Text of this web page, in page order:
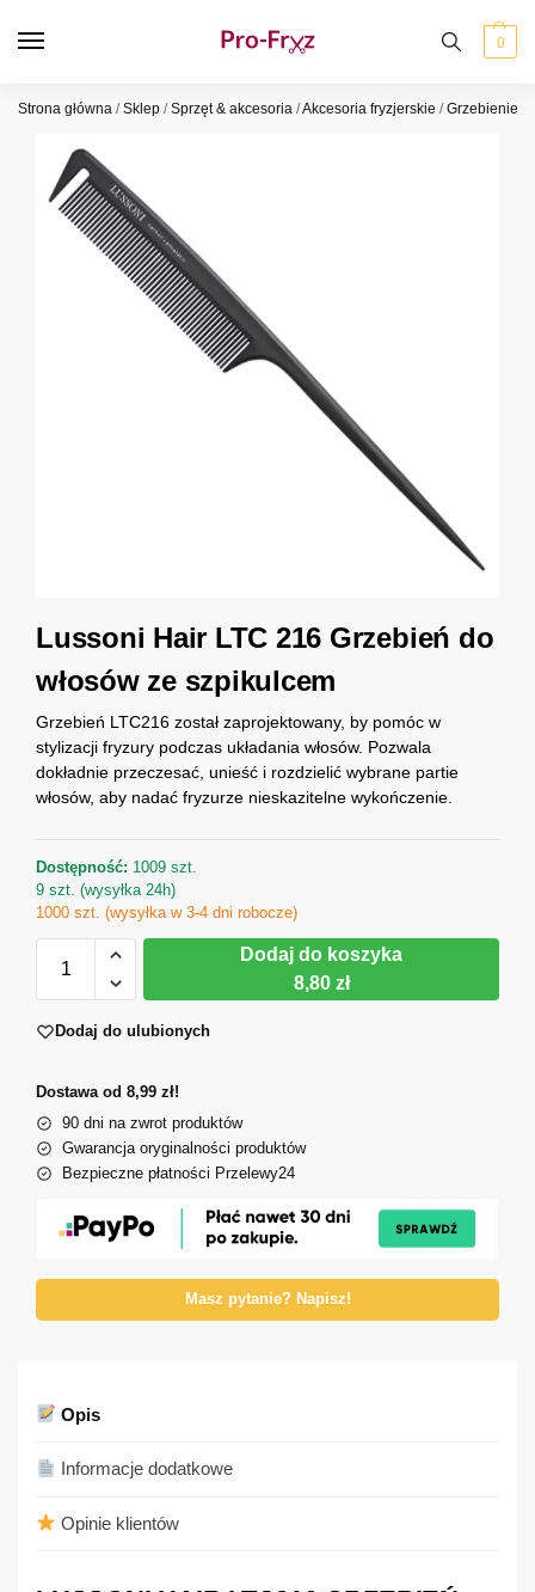
0
Strona główna /Sklep /Sprzęt & akcesoria /Akcesoria fryzjerskie /Grzebienie
Lussoni Hair LTC 216 Grzebień do
włosów ze szpikulcem
Grzebień LTC216 został zaprojektowany, by pomóc w
stylizacji fryzury podczas układania włosów. Pozwala
dokładnie przeczesać, unieść i rozdzielić wybrane partie
włosów, aby nadać fryzurze nieskazitelne wykończenie.
Dostępność: 1009 szt.
9 szt. (wysyłka 24h)
1000 szt. (wysyłka w 3-4 dni robocze)
Dodaj do koszyka
8,80 zł
Dodaj do ulubionych
Dostawa od 8,99 zł!
90 dni na zwrot produktów
Gwarancja oryginalności produktów
Bezpieczne płatności Przelewy24
Masz pytanie? Napisz!
Opis
Informacje dodatkowe
Opinie klientów